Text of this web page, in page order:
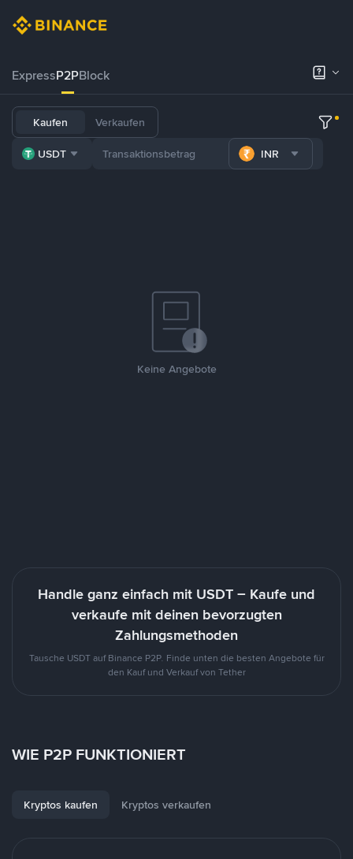
ExpressP2PBlock
Kaufen Verkaufen
USDT INR
Keine Angebote
Handle ganz einfach mit USDT – Kaufe und
verkaufe mit deinen bevorzugten
Zahlungsmethoden
Tausche USDT auf Binance P2P. Finde unten die besten Angebote für
den Kauf und Verkauf von Tether
WIE P2P FUNKTIONIERT
Kryptos kaufen Kryptos verkaufen